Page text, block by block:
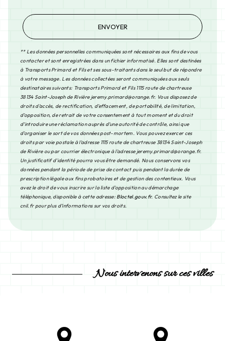
ENVOYER
** Les données personnelles communiquées sont nécessaires aux fins de vous
contacter et sont enregistrées dans un fichier informatisé. Elles sont destinées
à Transports Primard et Fils et ses sous-traitants dans le seul but de répondre
à votre message. Les données collectées seront communiquées aux seuls
destinataires suivants: Transports Primard et Fils 1115 route de chartreuse
38134 Saint-Joseph de Rivière jeremy.primard@orange.fr. Vous disposez de
droits d’accès, de rectification, d’effacement, de portabilité, de limitation,
d’opposition, de retrait de votre consentement à tout moment et du droit
d’introduire une réclamation auprès d’une autorité de contrôle, ainsi que
d’organiser le sort de vos données post-mortem. Vous pouvez exercer ces
droits par voie postale à l'adresse 1115 route de chartreuse 38134 Saint-Joseph
de Rivière ou par courrier électronique à l'adresse jeremy.primard@orange.fr.
Un justificatif d'identité pourra vous être demandé. Nous conservons vos
données pendant la période de prise de contact puis pendant la durée de
prescription légale aux fins probatoires et de gestion des contentieux. Vous
avez le droit de vous inscrire sur la liste d'opposition au démarchage
téléphonique, disponible à cette adresse: Bloctel.gouv.fr. Consultez le site
cnil.fr pour plus d’informations sur vos droits.
Nous intervenons sur ces villes